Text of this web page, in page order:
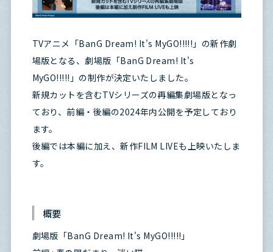
TVアニメ「BanG Dream! It's MyGO!!!!!」の新作劇
場版となる、劇場版「BanG Dream! It's
MyGO!!!!!」の制作が決定いたしました。
新規カットを含むTVシリーズの再編集劇場版となっ
ており、前編・後編の2024年内公開を予定しており
ます。
後編では本編に加え、新作FILM LIVEも上映いたしま
す。
概要
劇場版「BanG Dream! It's MyGO!!!!!」